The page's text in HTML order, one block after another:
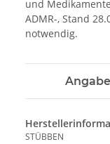
und
ADMR-, Stand
notwendig.
STÜBBEN